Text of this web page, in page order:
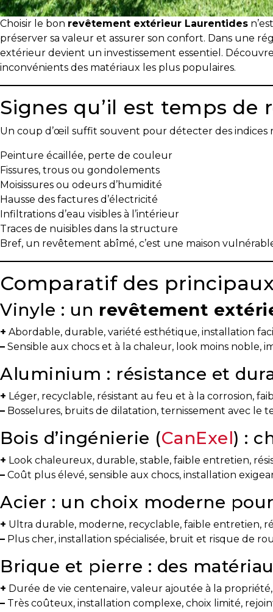
!
Frais
de
démarrage
avez-
vous
pensé?
Locataire
Pourquoi
faire
affaire
avec
un
Prenez
le
d’analyser
vos
besoins
Évaluation
en
un
courtier
immobilier,
vous
êtes
bien
Le
courtier
immobilier
Choisir le bon revêtement extérieur Laurentides
préserver sa valeur et assurer son confort. Dans une
extérieur devient un investissement essentiel.
inconvénients des matériaux les plus populaires.
Signes qu’il est temps de
Un coup d’œil suffit souvent pour détecter des indices
Peinture écaillée, perte de couleur
Fissures, trous ou gondolements
Moisissures ou odeurs d’humidité
Hausse des factures d’électricité
Infiltrations d’eau visibles à l’intérieur
Traces de nuisibles dans la structure
Bref, un revêtement abîmé, c’est une maison
Comparatif des
Vinyle : un revêtement
+ Abordable, durable, variété esthétique, installation
– Sensible aux chocs et à la chaleur, look moins noble,
Aluminium : résistance et
+ Léger, recyclable, résistant au feu et à la corrosion,
– Bosselures, bruits de dilatation, ternissement avec le
Bois d’ingénierie (CanExel) :
+ Look chaleureux, durable, stable, faible entretien,
– Coût plus élevé, sensible aux chocs, installation
Acier : un choix moderne
+ Ultra durable, moderne, recyclable, faible entretien,
– Plus cher, installation spécialisée, bruit et risque de
Brique et pierre : des
+ Durée de vie centenaire, valeur ajoutée à la
– Très coûteux, installation complexe, choix limité,